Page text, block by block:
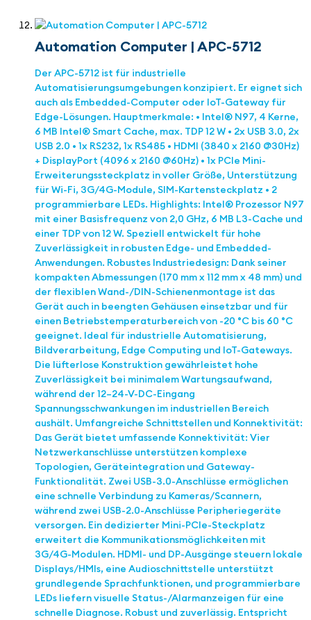
Automation Computer | APC-5712
Der APC-5712 ist für industrielle
Automatisierungsumgebungen konzipiert. Er eignet sich
auch als Embedded-Computer oder IoT-Gateway für
Edge-Lösungen. Hauptmerkmale: • Intel® N97, 4 Kerne,
6 MB Intel® Smart Cache, max. TDP 12 W • 2x USB 3.0, 2x
USB 2.0 • 1x RS232, 1x RS485 • HDMI (3840 x 2160 @30Hz)
+ DisplayPort (4096 x 2160 @60Hz) • 1x PCIe Mini-
Erweiterungssteckplatz in voller Größe, Unterstützung
für Wi-Fi, 3G/4G-Module, SIM-Kartensteckplatz • 2
programmierbare LEDs. Highlights: Intel® Prozessor N97
mit einer Basisfrequenz von 2,0 GHz, 6 MB L3-Cache und
einer TDP von 12 W. Speziell entwickelt für hohe
Zuverlässigkeit in robusten Edge- und Embedded-
Anwendungen. Robustes Industriedesign: Dank seiner
kompakten Abmessungen (170 mm x 112 mm x 48 mm) und
der flexiblen Wand-/DIN-Schienenmontage ist das
Gerät auch in beengten Gehäusen einsetzbar und für
einen Betriebstemperaturbereich von -20 °C bis 60 °C
geeignet. Ideal für industrielle Automatisierung,
Bildverarbeitung, Edge Computing und IoT-Gateways.
Die lüfterlose Konstruktion gewährleistet hohe
Zuverlässigkeit bei minimalem Wartungsaufwand,
während der 12–24-V-DC-Eingang
Spannungsschwankungen im industriellen Bereich
aushält. Umfangreiche Schnittstellen und Konnektivität:
Das Gerät bietet umfassende Konnektivität: Vier
Netzwerkanschlüsse unterstützen komplexe
Topologien, Geräteintegration und Gateway-
Funktionalität. Zwei USB-3.0-Anschlüsse ermöglichen
eine schnelle Verbindung zu Kameras/Scannern,
während zwei USB-2.0-Anschlüsse Peripheriegeräte
versorgen. Ein dedizierter Mini-PCIe-Steckplatz
erweitert die Kommunikationsmöglichkeiten mit
3G/4G-Modulen. HDMI- und DP-Ausgänge steuern lokale
Displays/HMIs, eine Audioschnittstelle unterstützt
grundlegende Sprachfunktionen, und programmierbare
LEDs liefern visuelle Status-/Alarmanzeigen für eine
schnelle Diagnose. Robust und zuverlässig. Entspricht